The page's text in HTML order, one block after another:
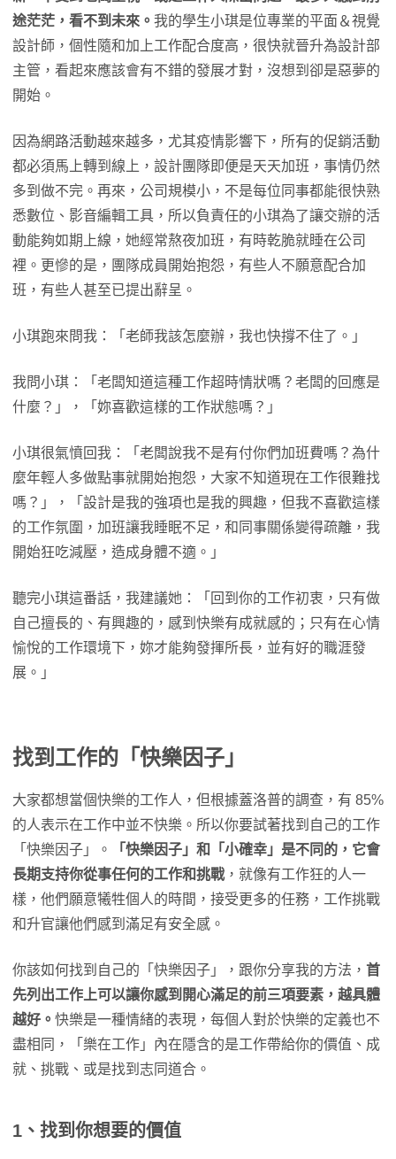
途茫茫，看不到未來。 我的學生小琪是位專業的平面＆視覺
設計師，個性隨和加上工作配合度高，很快就晉升為設計部
主管，看起來應該會有不錯的發展才對，沒想到卻是惡夢的
開始。
因為網路活動越來越多，尤其疫情影響下，所有的促銷活動
都必須馬上轉到線上，設計團隊即便是天天加班，事情仍然
多到做不完。再來，公司規模小，不是每位同事都能很快熟
悉數位、影音編輯工具，所以負責任的小琪為了讓交辦的活
動能夠如期上線，她經常熬夜加班，有時乾脆就睡在公司
裡。更慘的是，團隊成員開始抱怨，有些人不願意配合加
班，有些人甚至已提出辭呈。
小琪跑來問我：「老師我該怎麼辦，我也快撐不住了。」
我問小琪：「老闆知道這種工作超時情狀嗎？老闆的回應是
什麼？」，「妳喜歡這樣的工作狀態嗎？」
小琪很氣憤回我：「老闆說我不是有付你們加班費嗎？為什
麼年輕人多做點事就開始抱怨，大家不知道現在工作很難找
嗎？」，「設計是我的強項也是我的興趣，但我不喜歡這樣
的工作氛圍，加班讓我睡眠不足，和同事關係變得疏離，我
開始狂吃減壓，造成身體不適。」
聽完小琪這番話，我建議她：「回到你的工作初衷，只有做
自己擅長的、有興趣的，感到快樂有成就感的；只有在心情
愉悅的工作環境下，妳才能夠發揮所長，並有好的職涯發
展。」
找到工作的「快樂因子」
大家都想當個快樂的工作人，但根據蓋洛普的調查，有 85%
的人表示在工作中並不快樂。所以你要試著找到自己的工作
「快樂因子」。
「快樂因子」和「小確幸」是不同的，它會
長期支持你從事任何的工作和挑戰，就像有工作狂的人一
樣，他們願意犧牲個人的時間，接受更多的任務，工作挑戰
和升官讓他們感到滿足有安全感。
你該如何找到自己的「快樂因子」，跟你分享我的方法， 首
先列出工作上可以讓你感到開心滿足的前三項要素，越具體
越好。 快樂是一種情緒的表現，每個人對於快樂的定義也不
盡相同，「樂在工作」內在隱含的是工作帶給你的價值、成
就、挑戰、或是找到志同道合。
1、找到你想要的價值